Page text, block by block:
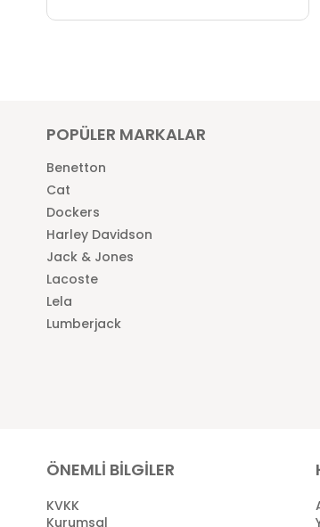
POPÜLER MARKALAR
Benetton
Cat
Dockers
Harley Davidson
Jack & Jones
Lacoste
Lela
Lumberjack
ÖNEMLİ BİLGİLER
KVKK
Kurumsal